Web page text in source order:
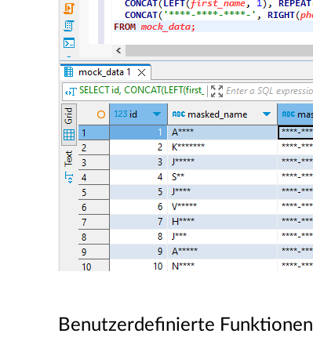
Benutzerdefinierte Funktionen